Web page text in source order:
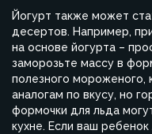
Йогурт также может
десертов. Например,
на основе йогурта –
заморозьте массу в
полезного мороженого,
аналогам по вкусу, но
формочки для льда
кухне. Если ваш